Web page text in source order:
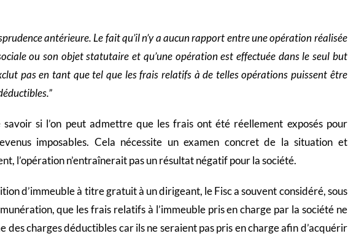
antérieure. Le fait qu’il n’y a aucun rapport entre une opération réalisée
ou son objet statutaire et qu’une opération est effectuée dans le seul but
pas en tant que tel que les frais relatifs à de telles opérations puissent être
si l’on peut admettre que les frais ont été réellement exposés pour
imposables. Cela nécessite un examen concret de la situation et
l’opération n’entraînerait pas un résultat négatif pour la société.
d’immeuble à titre gratuit à un dirigeant, le Fisc a souvent considéré, sous
que les frais relatifs à l’immeuble pris en charge par la société ne
des charges déductibles car ils ne seraient pas pris en charge afin d’acquérir